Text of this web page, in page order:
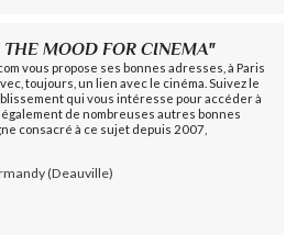
THE MOOD FOR CINEMA"
vous propose ses bonnes adresses, à Paris
toujours, un lien avec le cinéma. Suivez le
qui vous intéresse pour accéder à
de nombreuses autres bonnes
consacré à ce sujet depuis 2007,
(Deauville)